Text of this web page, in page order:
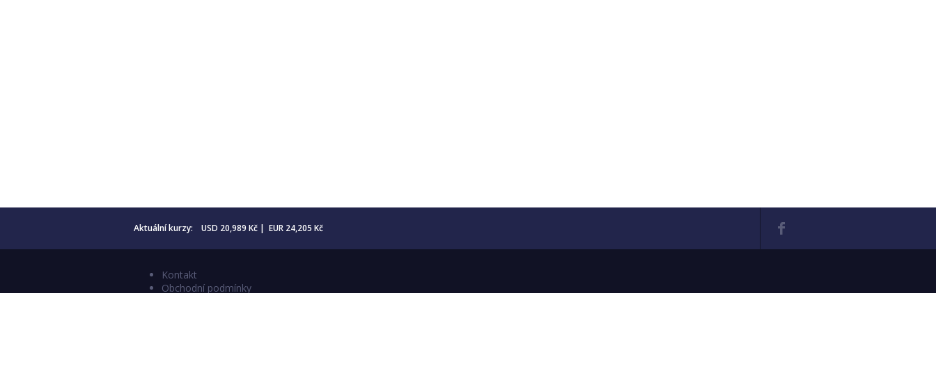
Aktuální kurzy: USD 20,989 Kč | EUR 24,205 Kč
Kontakt
Obchodní podmínky